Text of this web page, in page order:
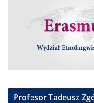
Profesor Tadeusz